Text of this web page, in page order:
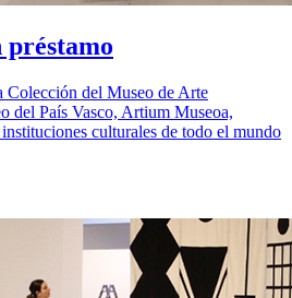
préstamo
Colección del Museo de Arte
del País Vasco, Artium Museoa,
culturales de todo el mundo